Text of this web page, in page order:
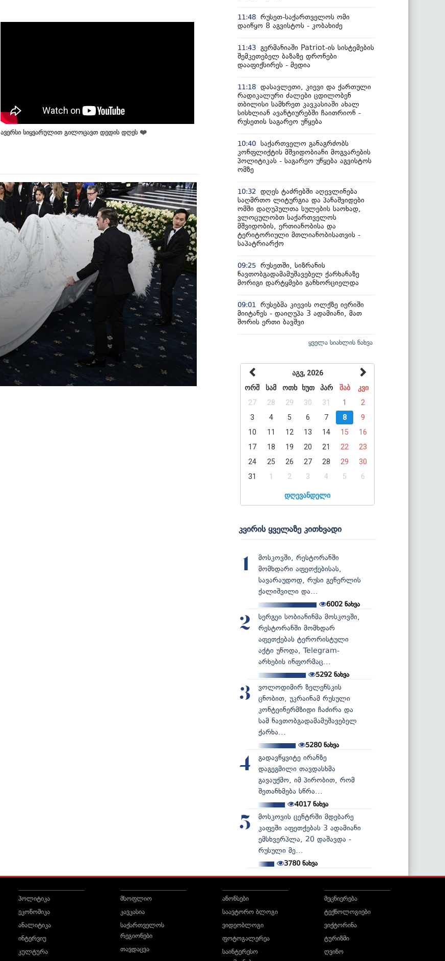
ავერსი სიყვარულით გილოცავთ დედის დღეს ❤️
11:48 რუსეთ-საქართველოს ომი
დაიწყო 8 აგვისტოს - კობახიძე
11:43 გერმანიაში Patriot-ის სისტემების
შემკეთებელ ბაზაზე დრონები
დააფიქსირეს - მედია
11:18 დასავლეთი, კიევი და ქართული
რადიკალური ძალები ცდილობენ
თბილისი სამხრეთ კავკასიაში ახალ
სისხლიან ავანტიურებში ჩაითრიონ -
რუსეთის საგარეო უწყება
10:40 საქართველო განაგრძობს
კონფლიქტის მშვიდობიანი მოგვარების
პოლიტიკას - საგარეო უწყება აგვისტოს
ომზე
10:32
დღეს ტაძრებში აღევლინება
საღმრთო ლიტურგია და პანაშვიდები
ომში დაღუპულთა სულების საოხად,
ვლოცულობთ საქართველოს
მშვიდობის, ერთიანობისა და
ტერიტორიული მთლიანობისათვის -
საპატრიარქო
09:25 რუსეთში, სიზრანის
ნავთობგადამამუშავებელ ქარხანაზე
მორიგი დარტყმები განხორციელდა
09:01
რუსებმა კიევის ოლქზე იერიში
მიიტანეს - დაიღუპა 3 ადამიანი, მათ
შორის ერთი ბავშვი
ყველა სიახლის ნახვა
აგვ, 2026
ორშ
სამ ოთხ ხუთ პარ შაბ
კვი
27
28 29 30 31 1
2
3
4 5 6 7 8
9
10
11 12 13 14 15
16
17
18 19 20 21 22
23
24
25 26 27 28 29
30
31
1 2 3 4 5 6
დღევანდელი
კვირის ყველაზე კითხვადი
1
მოსკოვში, რესტორანში
მომხდარი აფეთქებისას,
სავარაუდოდ, რუსი გენერლის
ქალიშვილი და...
6002 ნახვა
2
სერგეი სობიანინმა მოსკოვში,
რესტორანში მომხდარ
აფეთქებას ტერორისტული
აქტი უწოდა, Telegram-
არხების ინფორმაც...
5292 ნახვა
3
ვოლოდიმირ ზელენსკის
ცნობით, უკრაინამ რუსული
კონტეინერმზიდი ჩაძირა და
სამ ნავთობგადამამუშავებელ
ქარხა...
5280ნახვა
4
გადავწყვიტე ირანზე
დაგეგმილი თავდასხმა
გავაუქმო, იმ პირობით, რომ
შეთანხმება სწრა...
4017ნახვა
5
მოსკოვის ცენტრში მდებარე
კაფეში აფეთქებას 3 ადამიანი
ემსხვერპლა, 20 დაშავდა -
რუსული მე...
3780ნახვა
პოლიტიკა
ეკონომიკა
ანალიტიკა
ინტერვიუ
კულტურა
მსოფლიო
კავკასია
საქართველოს
რეგიონები
თავდაცვა
ანონსები
საავტორო ბლოგი
ვიდეობლოგი
ფოტოგალერეა
საინტერესო
მეცნიერება
ტექნოლოგიები
ვიქტორინა
ტურიზმი
ღვინო